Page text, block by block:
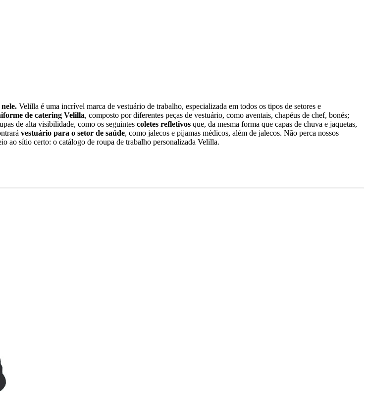
Velilla é uma incrível marca de vestuário de trabalho, especializada em todos os tipos de setores e
de catering Velilla, composto por diferentes peças de vestuário, como aventais, chapéus de chef, bonés;
de alta visibilidade, como os seguintes coletes refletivos que, da mesma forma que capas de chuva e jaquetas,
vestuário para o setor de saúde, como jalecos e pijamas médicos, além de jalecos. Não perca nossos
ao sítio certo: o catálogo de roupa de trabalho personalizada Velilla.